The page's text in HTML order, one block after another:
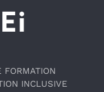
FORMATION
INCLUSIVE